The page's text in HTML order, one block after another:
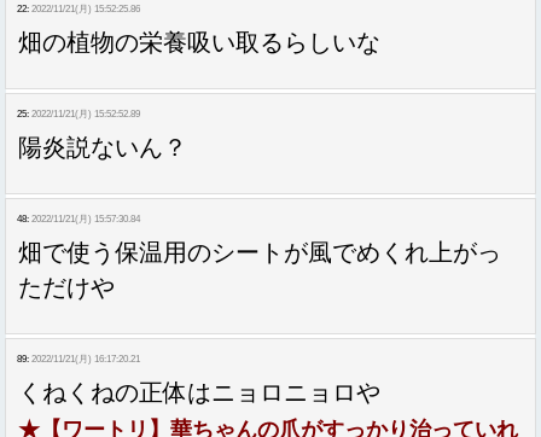
22: 2022/11/21(月) 15:52:25.86
畑の植物の栄養吸い取るらしいな
25: 2022/11/21(月) 15:52:52.89
陽炎説ないん？
48: 2022/11/21(月) 15:57:30.84
畑で使う保温用のシートが風でめくれ上がっ
ただけや
89: 2022/11/21(月) 16:17:20.21
くねくねの正体はニョロニョロや
★【ワートリ】華ちゃんの爪がすっかり治っていれ